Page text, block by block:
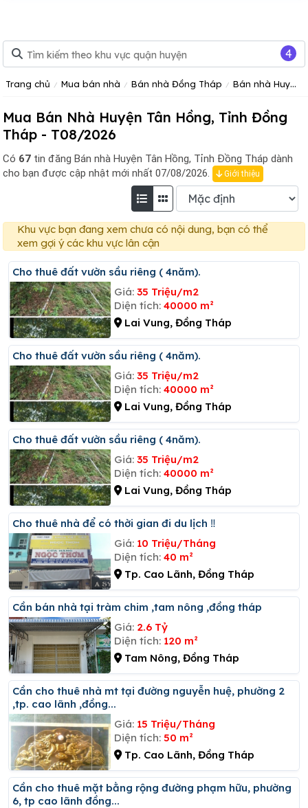
Trang chủ Mua bán nhà Bán nhà Đồng Tháp Bán nhà Huyện Tân Hồng, Tỉnh Đồng Tháp
Mua Bán Nhà Huyện Tân Hồng, Tỉnh Đồng
Tháp - T08/2026
Có 67 tin đăng Bán nhà Huyện Tân Hồng, Tỉnh Đồng Tháp dành
cho bạn được cập nhật mới nhất 07/08/2026.
Giới thiệu
Khu vực bạn đang xem chưa có nội dung, bạn có thể
xem gợi ý các khu vực lân cận
Cho thuê đất vườn sầu riêng ( 4năm).
Giá: 35 Triệu/m2
Diện tích: 40000 m²
Lai Vung, Đồng Tháp
Cho thuê đất vườn sầu riêng ( 4năm).
Giá: 35 Triệu/m2
Diện tích: 40000 m²
Lai Vung, Đồng Tháp
Cho thuê đất vườn sầu riêng ( 4năm).
Giá: 35 Triệu/m2
Diện tích: 40000 m²
Lai Vung, Đồng Tháp
Cho thuê nhà để có thời gian đi du lịch ‼️
Giá: 10 Triệu/Tháng
Diện tích: 40 m²
Tp. Cao Lãnh, Đồng Tháp
Cần bán nhà tại tràm chim ,tam nông ,đồng tháp
Giá: 2.6 Tỷ
Diện tích: 120 m²
Tam Nông, Đồng Tháp
Cần cho thuê nhà mt tại đường nguyễn huệ, phường 2
,tp. cao lãnh ,đồng...
Giá: 15 Triệu/Tháng
Diện tích: 50 m²
Tp. Cao Lãnh, Đồng Tháp
Cần cho thuê mặt bằng rộng đường phạm hữu, phường
6, tp cao lãnh đồng...
4